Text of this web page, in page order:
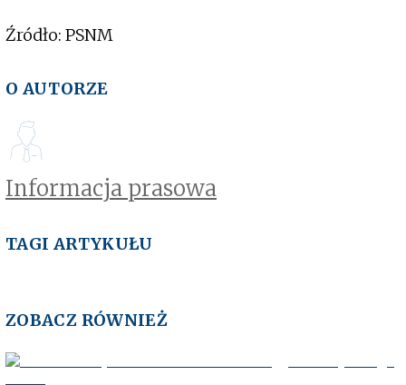
Źródło: PSNM
O AUTORZE
Informacja prasowa
TAGI ARTYKUŁU
ZOBACZ RÓWNIEŻ